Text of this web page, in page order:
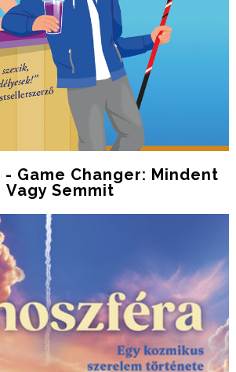
- Game Changer: Mindent
Vagy Semmit